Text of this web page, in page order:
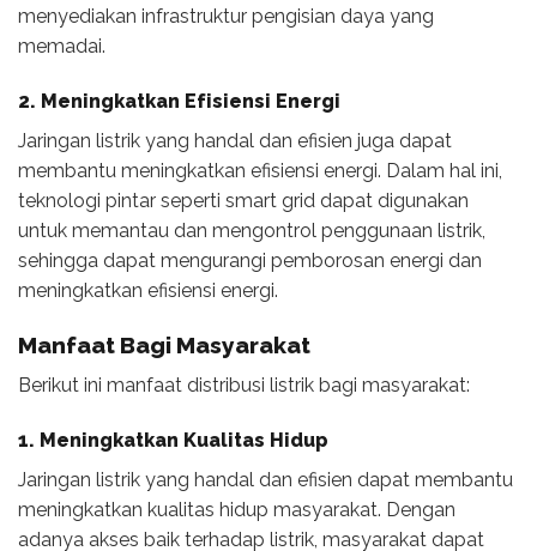
menyediakan infrastruktur pengisian daya yang
memadai.
2. Meningkatkan Efisiensi Energi
Jaringan listrik yang handal dan efisien juga dapat
membantu meningkatkan efisiensi energi. Dalam hal ini,
teknologi pintar seperti smart grid dapat digunakan
untuk memantau dan mengontrol penggunaan listrik,
sehingga dapat mengurangi pemborosan energi dan
meningkatkan efisiensi energi.
Manfaat Bagi Masyarakat
Berikut ini manfaat distribusi listrik bagi masyarakat:
1. Meningkatkan Kualitas Hidup
Jaringan listrik yang handal dan efisien dapat membantu
meningkatkan kualitas hidup masyarakat. Dengan
adanya akses baik terhadap listrik, masyarakat dapat